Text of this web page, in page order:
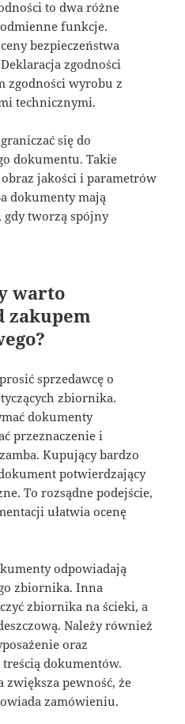
to dwa różne
funkcje.
bezpieczeństwa
zgodności
zgodności wyrobu z
technicznymi.
się do
dokumentu. Takie
jakości i parametrów
dokumenty mają
gdy tworzą spójny
warto
zakupem
sprzedawcę o
zbiornika.
dokumenty
przeznaczenie i
Kupujący bardzo
potwierdzający
To rozsądne podejście,
ułatwia ocenę
odpowiadają
zbiornika. Inna
zbiornika na ścieki, a
Należy również
oraz
dokumentów.
pewność, że
zamówieniu.